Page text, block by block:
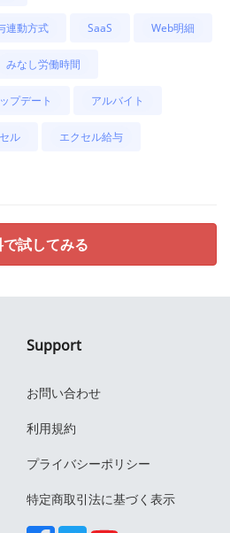
連動方式 SaaS Web明細
みなし労働時間
プデート アルバイト
ル エクセル給与
試してみる
Support
お問い合わせ
利用規約
プライバシーポリシー
特定商取引法に基づく表示